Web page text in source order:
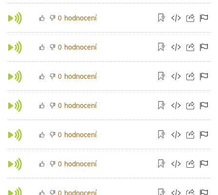
0 hodnocení
0 hodnocení
0 hodnocení
0 hodnocení
0 hodnocení
0 hodnocení
0 hodnocení